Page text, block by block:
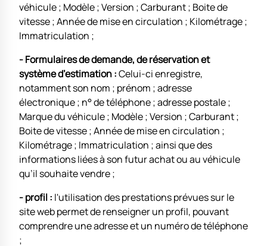
véhicule ; Modèle ; Version ; Carburant ; Boite de
vitesse ; Année de mise en circulation ; Kilométrage ;
Immatriculation ;
- Formulaires de demande, de réservation et
système d’estimation :Celui-ci enregistre,
notamment son nom ; prénom ; adresse
électronique ; n° de téléphone ; adresse postale ;
Marque du véhicule ; Modèle ; Version ; Carburant ;
Boite de vitesse ; Année de mise en circulation ;
Kilométrage ; Immatriculation ; ainsi que des
informations liées à son futur achat ou au véhicule
qu’il souhaite vendre ;
- profil : l'utilisation des prestations prévues sur le
site web permet de renseigner un profil, pouvant
comprendre une adresse et un numéro de téléphone
;